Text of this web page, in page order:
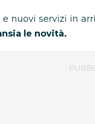
nuovi servizi in
le novità.